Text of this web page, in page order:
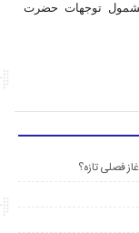
توجهات حضرت
فصلی تازه؟